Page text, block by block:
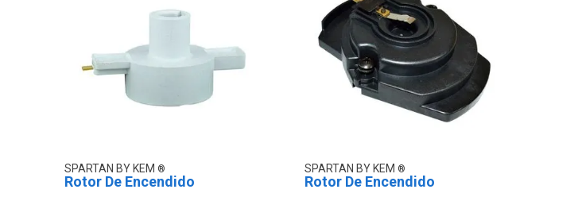
SPARTAN BY KEM
Rotor De Encendido
SPARTAN BY KEM
Rotor De Encendido